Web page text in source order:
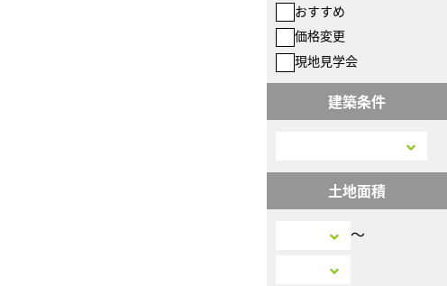
おすすめ
価格変更
現地見学会
建築条件
土地面積
〜